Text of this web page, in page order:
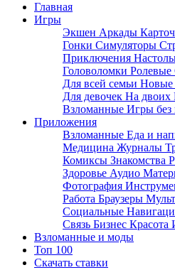
Главная
Игры
Экшен Аркады
Гонки Симуляторы
Приключения
Головоломки Ролевые
Для всей семьи Новые
Для девочек На двоих
Взломанные Игры без
Приложения
Взломанные Еда и
Медицина Журналы
Комиксы Знакомства
Здоровье Аудио
Фотография
Работа Браузеры
Социальные
Связь Бизнес Красота
Взломанные и моды
Топ 100
Скачать ставки